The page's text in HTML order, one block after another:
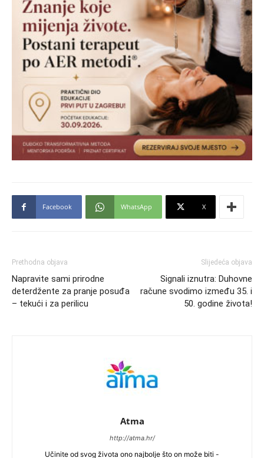
Facebook WhatsApp X
Prethodna objava
Napravite sami prirodne
deterdžente za pranje posuđa
– tekući i za perilicu
Slijedeća objava
Signali iznutra: Duhovne
račune svodimo između 35. i
50. godine života!
Atma
http://atma.hr/
Učinite od svog života ono najbolje što on može biti -